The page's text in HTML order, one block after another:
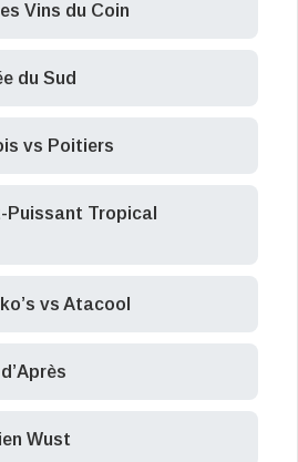
Vins du Coin
du Sud
vs Poitiers
Puissant Tropical
vs Atacool
Wust